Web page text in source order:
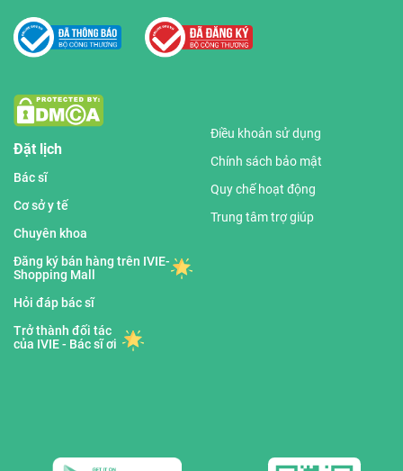
Đặt lịch
Bác sĩ
Cơ sở y tế
Chuyên khoa
Đăng ký bán hàng trên IVIE-
Shopping Mall
Hỏi đáp bác sĩ
Trở thành đối tác
của IVIE - Bác sĩ ơi
Điều khoản sử dụng
Chính sách bảo mật
Quy chế hoạt động
Trung tâm trợ giúp